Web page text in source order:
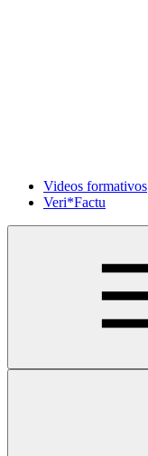
Videos formativos
Veri*Factu